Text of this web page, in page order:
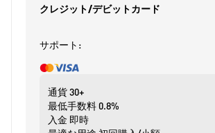
クレジット/デビットカード
サポート:
通貨30+
最低手数料0.8%
入金 即時